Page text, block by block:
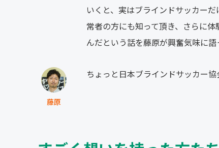
いくと、実はブラインドサッカー
常者の方にも知って頂き、さらに
んだという話を藤原が興奮気味に語
藤原
ちょっと日本ブラインドサッカー協